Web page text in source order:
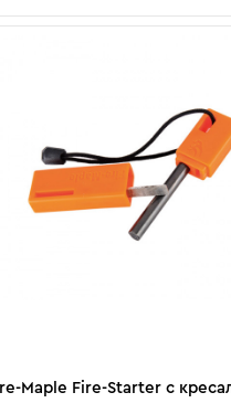
Maple Fire-Starter с